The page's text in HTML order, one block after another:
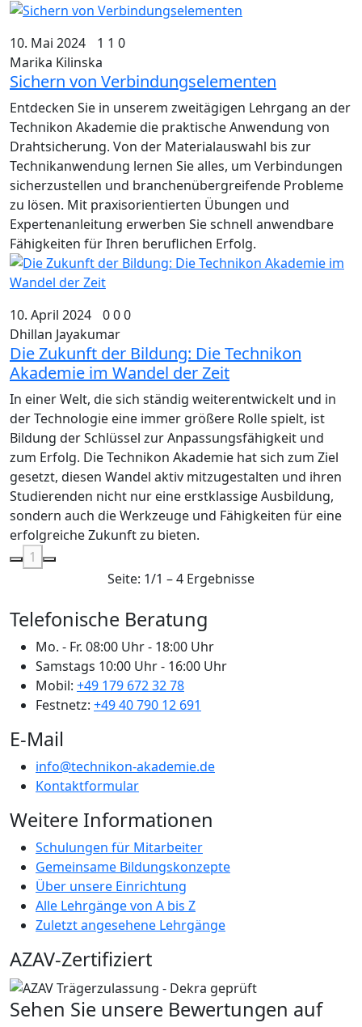
10. Mai 2024 1 1 0
Marika Kilinska
Sichern von Verbindungselementen
Entdecken Sie in unserem zweitägigen Lehrgang an der
Technikon Akademie die praktische Anwendung von
Drahtsicherung. Von der Materialauswahl bis zur
Technikanwendung lernen Sie alles, um Verbindungen
sicherzustellen und branchenübergreifende Probleme
zu lösen. Mit praxisorientierten Übungen und
Expertenanleitung erwerben Sie schnell anwendbare
Fähigkeiten für Ihren beruflichen Erfolg.
10. April 2024 000
Dhillan Jayakumar
Die Zukunft der Bildung: Die Technikon
Akademie im Wandel der Zeit
In einer Welt, die sich ständig weiterentwickelt und in
der Technologie eine immer größere Rolle spielt, ist
Bildung der Schlüssel zur Anpassungsfähigkeit und
zum Erfolg. Die Technikon Akademie hat sich zum Ziel
gesetzt, diesen Wandel aktiv mitzugestalten und ihren
Studierenden nicht nur eine erstklassige Ausbildung,
sondern auch die Werkzeuge und Fähigkeiten für eine
erfolgreiche Zukunft zu bieten.
Seite: 1/1 – 4 Ergebnisse
1
Telefonische Beratung
Mo. - Fr. 08:00 Uhr - 18:00 Uhr
Samstags 10:00 Uhr - 16:00 Uhr
Mobil: +49 179 672 32 78
Festnetz: +49 40 790 12 691
E-Mail
info@technikon-akademie.de
Kontaktformular
Weitere Informationen
Schulungen für Mitarbeiter
Gemeinsame Bildungskonzepte
Über unsere Einrichtung
Alle Lehrgänge von A bis Z
Zuletzt angesehene Lehrgänge
AZAV-Zertifiziert
Sehen Sie unsere Bewertungen auf